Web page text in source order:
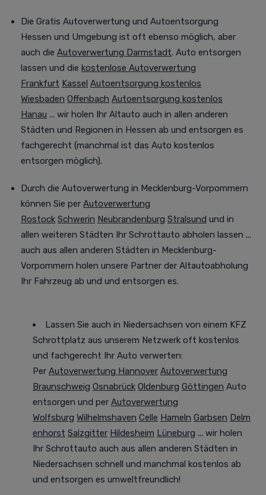
Die Gratis Autoverwertung und Autoentsorgung
Hessen und Umgebung ist oft ebenso möglich, aber
auch die Autoverwertung Darmstadt. Auto entsorgen
lassen und die kostenlose Autoverwertung
Frankfurt Kassel Autoentsorgung kostenlos
Wiesbaden Offenbach Autoentsorgung kostenlos
Hanau ... wir holen Ihr Altauto auch in allen anderen
Städten und Regionen in Hessen ab und entsorgen es
fachgerecht (manchmal ist das Auto kostenlos
entsorgen möglich).
Durch die Autoverwertung in Mecklenburg-Vorpommern
können Sie per Autoverwertung
Rostock Schwerin Neubrandenburg Stralsund und in
allen weiteren Städten Ihr Schrottauto abholen lassen ...
auch aus allen anderen Städten in Mecklenburg-
Vorpommern holen unsere Partner der Altautoabholung
Ihr Fahrzeug ab und und entsorgen es.
Lassen Sie auch in Niedersachsen von einem KFZ
Schrottplatz aus unserem Netzwerk oft kostenlos
und fachgerecht Ihr Auto verwerten:
Per Autoverwertung Hannover Autoverwertung
Braunschweig Osnabrück Oldenburg Göttingen Auto
entsorgen und per Autoverwertung
Wolfsburg Wilhelmshaven Celle Hameln Garbsen Delm
enhorst Salzgitter Hildesheim Lüneburg ... wir holen
Ihr Schrottauto auch aus allen anderen Städten in
Niedersachsen schnell und manchmal kostenlos ab
und entsorgen es umweltfreundlich!